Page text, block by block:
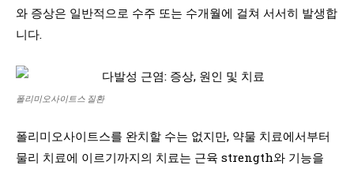
와 증상은 일반적으로 수주 또는 수개월에 걸쳐 서서히 발생합
니다.
폴리미오사이트스 질환
폴리미오사이트스를 완치할 수는 없지만, 약물 치료에서부터
물리 치료에 이르기까지의 치료는 근육 strength와 기능을